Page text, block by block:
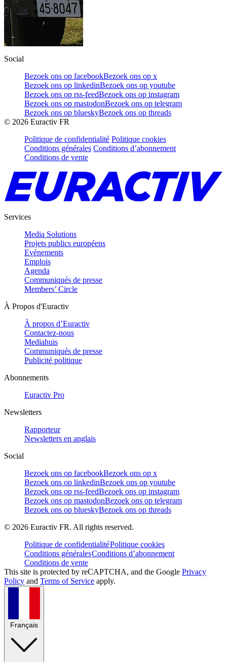
Social
Bezoek ons op facebookBezoek ons op x
Bezoek ons op linkedinBezoek ons op youtube
Bezoek ons op rss-feedBezoek ons op instagram
Bezoek ons op mastodonBezoek ons op telegram
Bezoek ons op blueskyBezoek ons op threads
© 2026 Euractiv FR
Politique de confidentialité Politique cookies
Conditions générales Conditions d’abonnement
Conditions de vente
Services
Media Solutions
Projets publics européens
Evénements
Emplois
Agenda
Communiqués de presse
Members’ Circle
À Propos d'Euractiv
À propos d’Euractiv
Contactez-nous
Mediahuis
Communiqués de presse
Publicité politique
Abonnements
Euractiv Pro
Newsletters
Rapporteur
Newsletters en anglais
Social
Bezoek ons op facebookBezoek ons op x
Bezoek ons op linkedinBezoek ons op youtube
Bezoek ons op rss-feedBezoek ons op instagram
Bezoek ons op mastodonBezoek ons op telegram
Bezoek ons op blueskyBezoek ons op threads
© 2026 Euractiv FR. All rights reserved.
Politique de confidentialitéPolitique cookies
Conditions généralesConditions d’abonnement
Conditions de vente
This site is protected by reCAPTCHA, and the Google Privacy
Policy and Terms of Service apply.
Français